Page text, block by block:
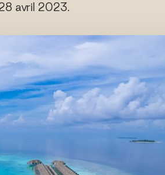
avril 2023.